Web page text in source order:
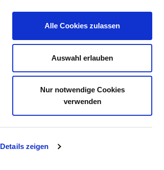
Details zeigen
Alle Cookies zulassen
Auswahl erlauben
Nur notwendige Cookies
verwenden
CONTACT YOUR OPINION